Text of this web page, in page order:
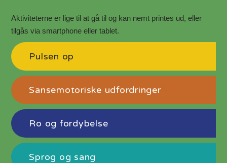
Aktiviteterne er lige til at gå til og kan nemt printes ud, eller
tilgås via smartphone eller tablet.
Pulsen op
Sansemotoriske udfordringer
Ro og fordybelse
Sprog og sang